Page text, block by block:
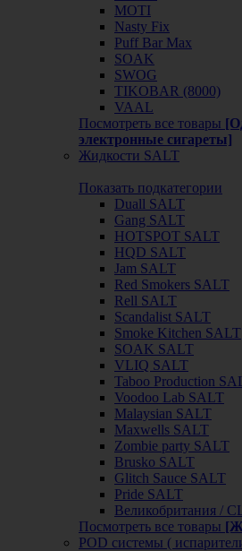
MOTI
Nasty Fix
Puff Bar Max
SOAK
SWOG
TIKOBAR (8000)
VAAL
Посмотреть все товары
электронные сигареты]
Жидкости SALT
Показать подкатегории
Duall SALT
Gang SALT
HOTSPOT SALT
HQD SALT
Jam SALT
Red Smokers SALT
Rell SALT
Scandalist SALT
Smoke Kitchen SALT
SOAK SALT
VLIQ SALT
Taboo Production
Voodoo Lab SALT
Malaysian SALT
Maxwells SALT
Zombie party SALT
Brusko SALT
Glitch Sauce SALT
Pride SALT
Великобритания /
Посмотреть все товары
POD системы (